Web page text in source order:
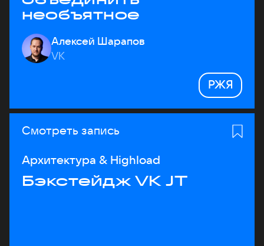
необъятное
Алексей Шарапов
VK
РЖЯ
Смотреть запись
Архитектура & Highload
Бэкстейдж VK JT